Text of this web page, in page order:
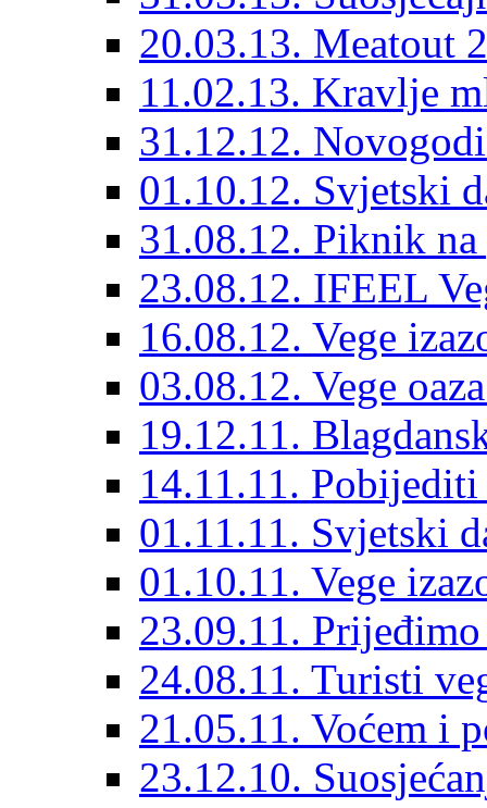
20.03.13. Meatout
11.02.13. Kravlje
31.12.12.
01.10.12. Svjetski
31.08.12. Piknik
23.08.12. IFEEL
16.08.12. Vege
03.08.12. Vege
19.12.11.
14.11.11.
01.11.11. Svjetski
01.10.11. Vege
23.09.11.
24.08.11. Turisti
21.05.11. Voćem i
23.12.10.